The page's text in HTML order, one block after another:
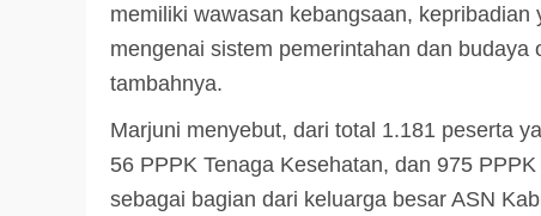
memiliki wawasan kebangsaan,
mengenai sistem pemerintahan dan
tambahnya.
Marjuni menyebut, dari total 1.181 peserta
56 PPPK Tenaga Kesehatan, dan 975
sebagai bagian dari keluarga besar ASN
KATINGAN
RDP DPRD dan Pemkab
Nakes Hingga Ancaman
Pencemaran Sungai
TRIOKTA 11 MEI 2026